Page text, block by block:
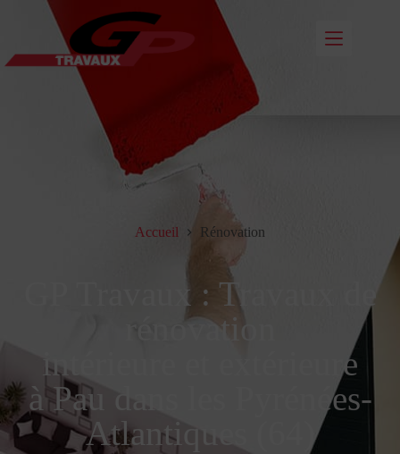
Accueil Rénovation
GP Travaux : Travaux de
rénovation
intérieure et extérieure
à Pau dans les Pyrénées-
Atlantiques (64)